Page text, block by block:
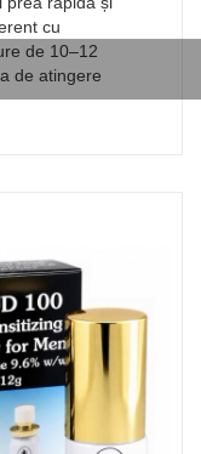
cu
de 10–12
de atingere